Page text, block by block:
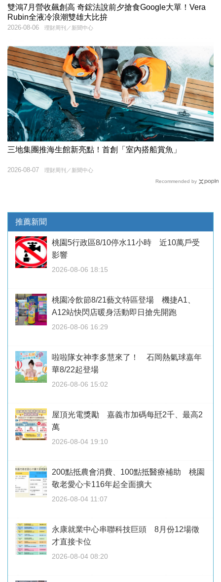
雙鴻7月營收飆創高 奇鋐法說前夕搶食Google大單！Vera
Rubin全液冷浪潮雙雄大比拚
理財周刊／新聞中心
2026-08-06
三地集團推海生館新亮點！首創「室內搭船賞魚」
理財周刊／新聞中心
2026-08-07
Recommended by
推薦新聞
桃園5行政區8/10停水11小時 近10萬戶受
影響
2026-08-06 18:15
桃園冷飲節8/21藝文特區登場 機捷A1、
A12站快閃店暖身活動即日搶先開跑
2026-08-06 16:29
啦啦隊女神李多慧來了！ 石岡熱氣球嘉年
華8/22起登場
2026-08-06 15:02
屋頂光電獎勵 嘉義市加碼每瓩2千、最高2
萬
2026-08-04 19:10
200點抵農會消費、100點抵醫療補助 桃園
敬老愛心卡116年起全面擴大
2026-08-04 11:07
永康就業中心串聯科技巨頭 8月份12場徵
才直接卡位
2026-08-04 08:20